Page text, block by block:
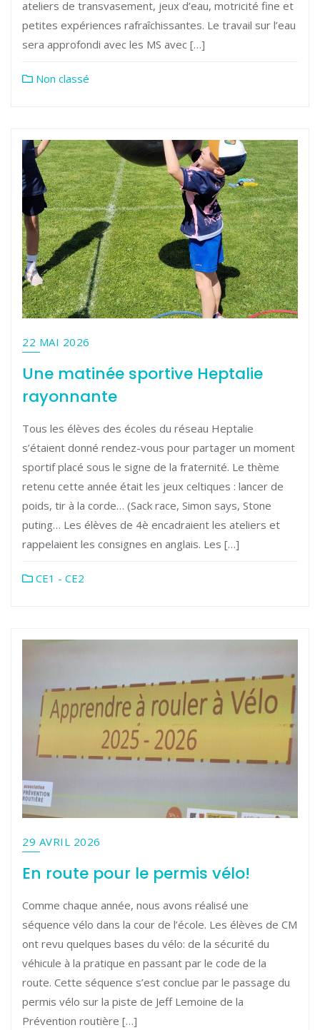
ateliers de transvasement, jeux d’eau, motricité fine et
petites expériences rafraîchissantes. Le travail sur l’eau
sera approfondi avec les MS avec […]
Non classé
22 MAI 2026
Une matinée sportive Heptalie
rayonnante
Tous les élèves des écoles du réseau Heptalie
s’étaient donné rendez-vous pour partager un moment
sportif placé sous le signe de la fraternité. Le thème
retenu cette année était les jeux celtiques : lancer de
poids, tir à la corde… (Sack race, Simon says, Stone
puting… Les élèves de 4è encadraient les ateliers et
rappelaient les consignes en anglais. Les […]
CE1 - CE2
29 AVRIL 2026
En route pour le permis vélo!
Comme chaque année, nous avons réalisé une
séquence vélo dans la cour de l’école. Les élèves de CM
ont revu quelques bases du vélo: de la sécurité du
véhicule à la pratique en passant par le code de la
route. Cette séquence s’est conclue par le passage du
permis vélo sur la piste de Jeff Lemoine de la
Prévention routière […]